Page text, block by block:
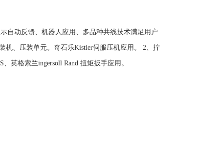
自动反馈、机器人应用、多品种共线技术满足用户
机、压装单元。奇石乐Kistier伺服压机应用。 2、拧
英格索兰ingersoll Rand 扭矩扳手应用。